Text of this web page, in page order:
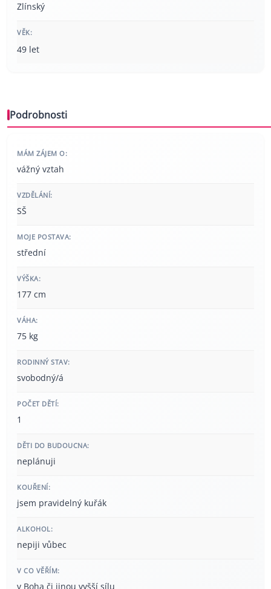
Zlínský
VĚK:
49 let
Podrobnosti
MÁM ZÁJEM O:
vážný vztah
VZDĚLÁNÍ:
SŠ
MOJE POSTAVA:
střední
VÝŠKA:
177 cm
VÁHA:
75 kg
RODINNÝ STAV:
svobodný/á
POČET DĚTÍ:
1
DĚTI DO BUDOUCNA:
neplánuji
KOUŘENÍ:
jsem pravidelný kuřák
ALKOHOL:
nepiji vůbec
V CO VĚŘÍM:
v Boha či jinou vyšší sílu